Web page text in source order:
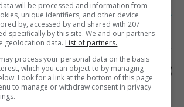
médias numériques
en architecture
will be processed and information from
unique identifiers, and other device
by, accessed by and shared with 207
specifically by this site. We and our partners
geolocation data. List of partners.
process your personal data on the basis
which you can object to by managing
Look for a link at the bottom of this page
to manage or withdraw consent in privacy